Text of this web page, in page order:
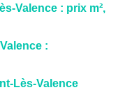
Valence : prix m²,
:
Lès-Valence